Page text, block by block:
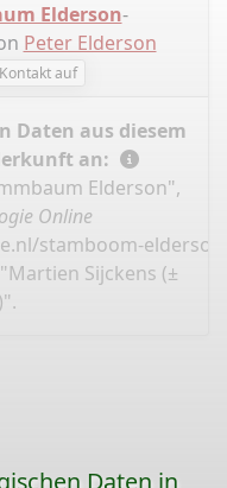
Elderson-
Peter Elderson
auf
Daten aus diesem
an:
Elderson",
Online
stamboom-
Sijckens (±
Daten in